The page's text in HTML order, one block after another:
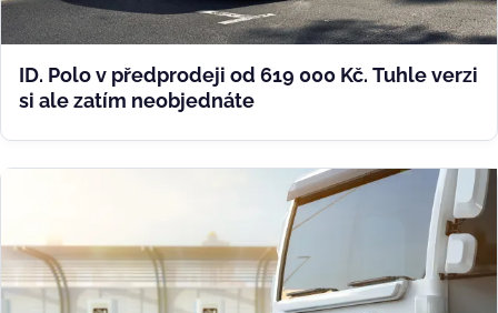
ID. Polo v předprodeji od 619 000 Kč. Tuhle verzi
si ale zatím neobjednáte